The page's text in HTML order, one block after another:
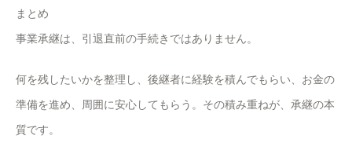
まとめ
事業承継は、引退直前の手続きではありません。
何を残したいかを整理し、後継者に経験を積んでもらい、お金の
準備を進め、周囲に安心してもらう。その積み重ねが、承継の本
質です。